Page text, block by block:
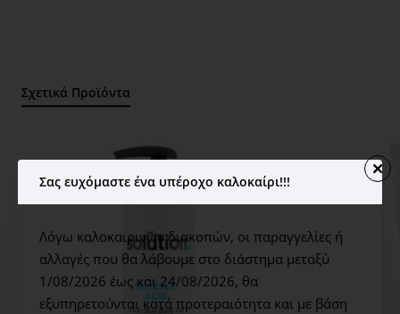
Σας ευχόμαστε ένα υπέροχο καλοκαίρι!!!
Λόγω καλοκαιρινών διακοπών, οι παραγγελίες ή
αλλαγές που θα λάβουμε στο διάστημα μεταξύ
1/08/2026 έως και 24/08/2026, θα
εξυπηρετούνται κατά προτεραιότητα και με βάση
ενισχύουν ουσιαστικά μια υγιέστερη επιδερμίδα σε
είναι κατάλληλη για όλους τους τύπους δέρματος αλλά
επιδερμίδα.Βιταμίνη C - βοηθά να λάμψει το δέρμα
δέρματος Γλυκόριζα - φυσικό ενισχυτικό λάμψης
Λευκαντικό δέρματος - βοηθά στην στιγμιαία λάμψη της
επιδερμίδας . Γρήγορη απορρόφηση. Ελαφριά
υφή.Φιλικό για χορτοφάγους. 100% ανακυκλώσιμα και
Σχετικά Προϊόντα